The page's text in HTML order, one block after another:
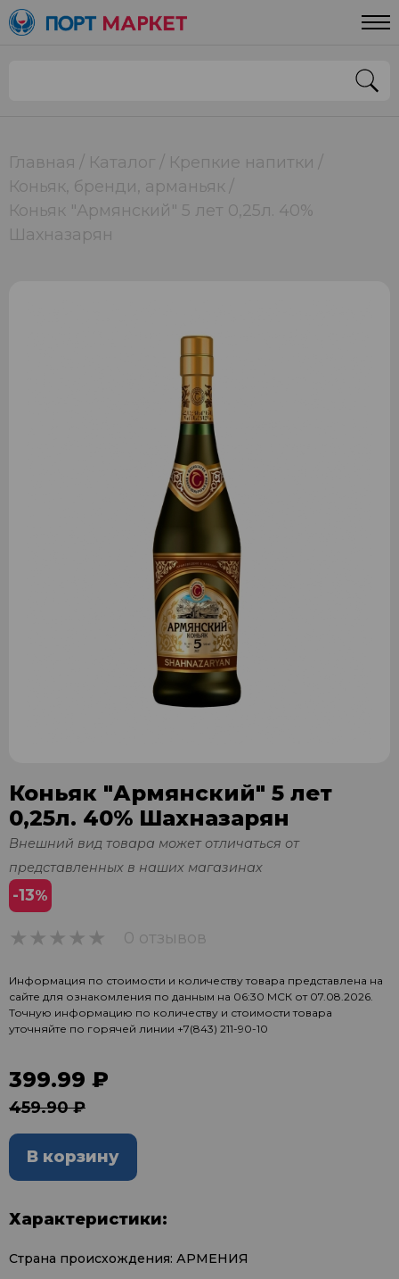
Главная Каталог
Крепкие напитки
Коньяк, бренди, арманьяк
Коньяк "Армянский" 5 лет 0,25л. 40%
Шахназарян
Коньяк "Армянский" 5 лет
0,25л. 40% Шахназарян
Внешний вид товара может отличаться от
представленных в наших магазинах
-13%
0 отзывов
Информация по стоимости и количеству товара представлена на
сайте для ознакомления по данным на 06:30 МСК от 07.08.2026.
Точную информацию по количеству и стоимости товара
уточняйте по горячей линии +7(843) 211-90-10
399.99 ₽
459.90 ₽
В корзину
Характеристики:
Страна происхождения: АРМЕНИЯ